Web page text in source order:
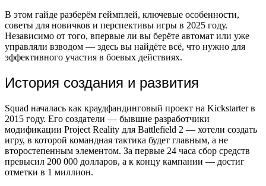
В этом гайде разберём геймплей, ключевые особенности,
советы для новичков и перспективы игры в 2025 году.
Независимо от того, впервые ли вы берёте автомат или уже
управляли взводом — здесь вы найдёте всё, что нужно для
эффективного участия в боевых действиях.
История создания и развития
Squad началась как краудфандинговый проект на Kickstarter в
2015 году. Его создатели — бывшие разработчики
модификации Project Reality для Battlefield 2 — хотели создать
игру, в которой командная тактика будет главным, а не
второстепенным элементом. За первые 24 часа сбор средств
превысил 200 000 долларов, а к концу кампании — достиг
отметки в 1 миллион.